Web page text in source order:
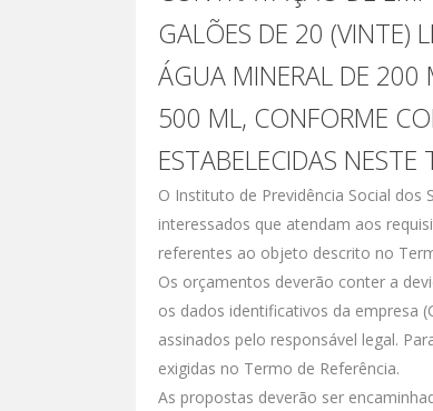
GALÕES DE 20 (VINTE)
ÁGUA MINERAL DE 200
500 ML, CONFORME
ESTABELECIDAS NESTE
O Instituto de Previdência Social dos
interessados que atendam aos
referentes ao objeto descrito no
Os orçamentos deverão conter a
os dados identificativos da empresa
assinados pelo responsável legal.
exigidas no Termo de Referência.
As propostas deverão ser